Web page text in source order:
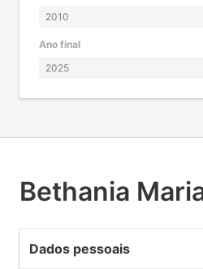
Ano final
Bethania
Dados pessoais